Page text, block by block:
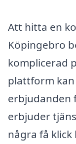
Att hitta en
Köpingebro
komplicerad
plattform
erbjudanden
erbjuder
några få